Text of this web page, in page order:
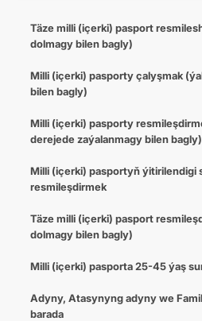
Täze milli (içerki) pasport
dolmagy bilen bagly)
Milli (içerki) pasporty çalyşmak
bilen bagly)
Milli (içerki) pasporty
derejede zaýalanmagy bilen bagly)
Milli (içerki) pasportyň ýitirilendigi
resmileşdirmek
Täze milli (içerki) pasport
dolmagy bilen bagly)
Milli (içerki) pasporta 25-45 ýaş
Adyny, Atasynyng adyny we
barada